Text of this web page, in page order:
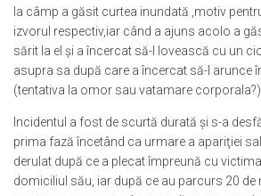
la câmp a găsit curtea inundată ,motiv
izvorul respectiv,iar când a ajuns acolo a
sărit la el şi a încercat să-l lovească cu un
asupra sa după care a încercat să-l arunce
(tentativa la omor sau vatamare corporala?)
Incidentul a fost de scurtă durată şi s-a
prima fază încetând ca urmare a apariţiei
derulat după ce a plecat împreună cu
domiciliul său, iar după ce au parcurs 20 de